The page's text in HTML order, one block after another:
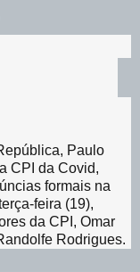
Paulo
CPI da Covid,
formais na
feira (19),
da CPI, Omar
Rodrigues.